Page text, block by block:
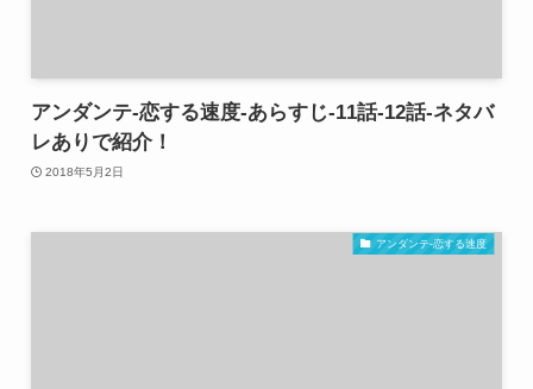
アンダンテ-恋する速度-あらすじ-11話-12話-ネタバ
レありで紹介！
2018年5月2日
アンダンテ-恋する速度